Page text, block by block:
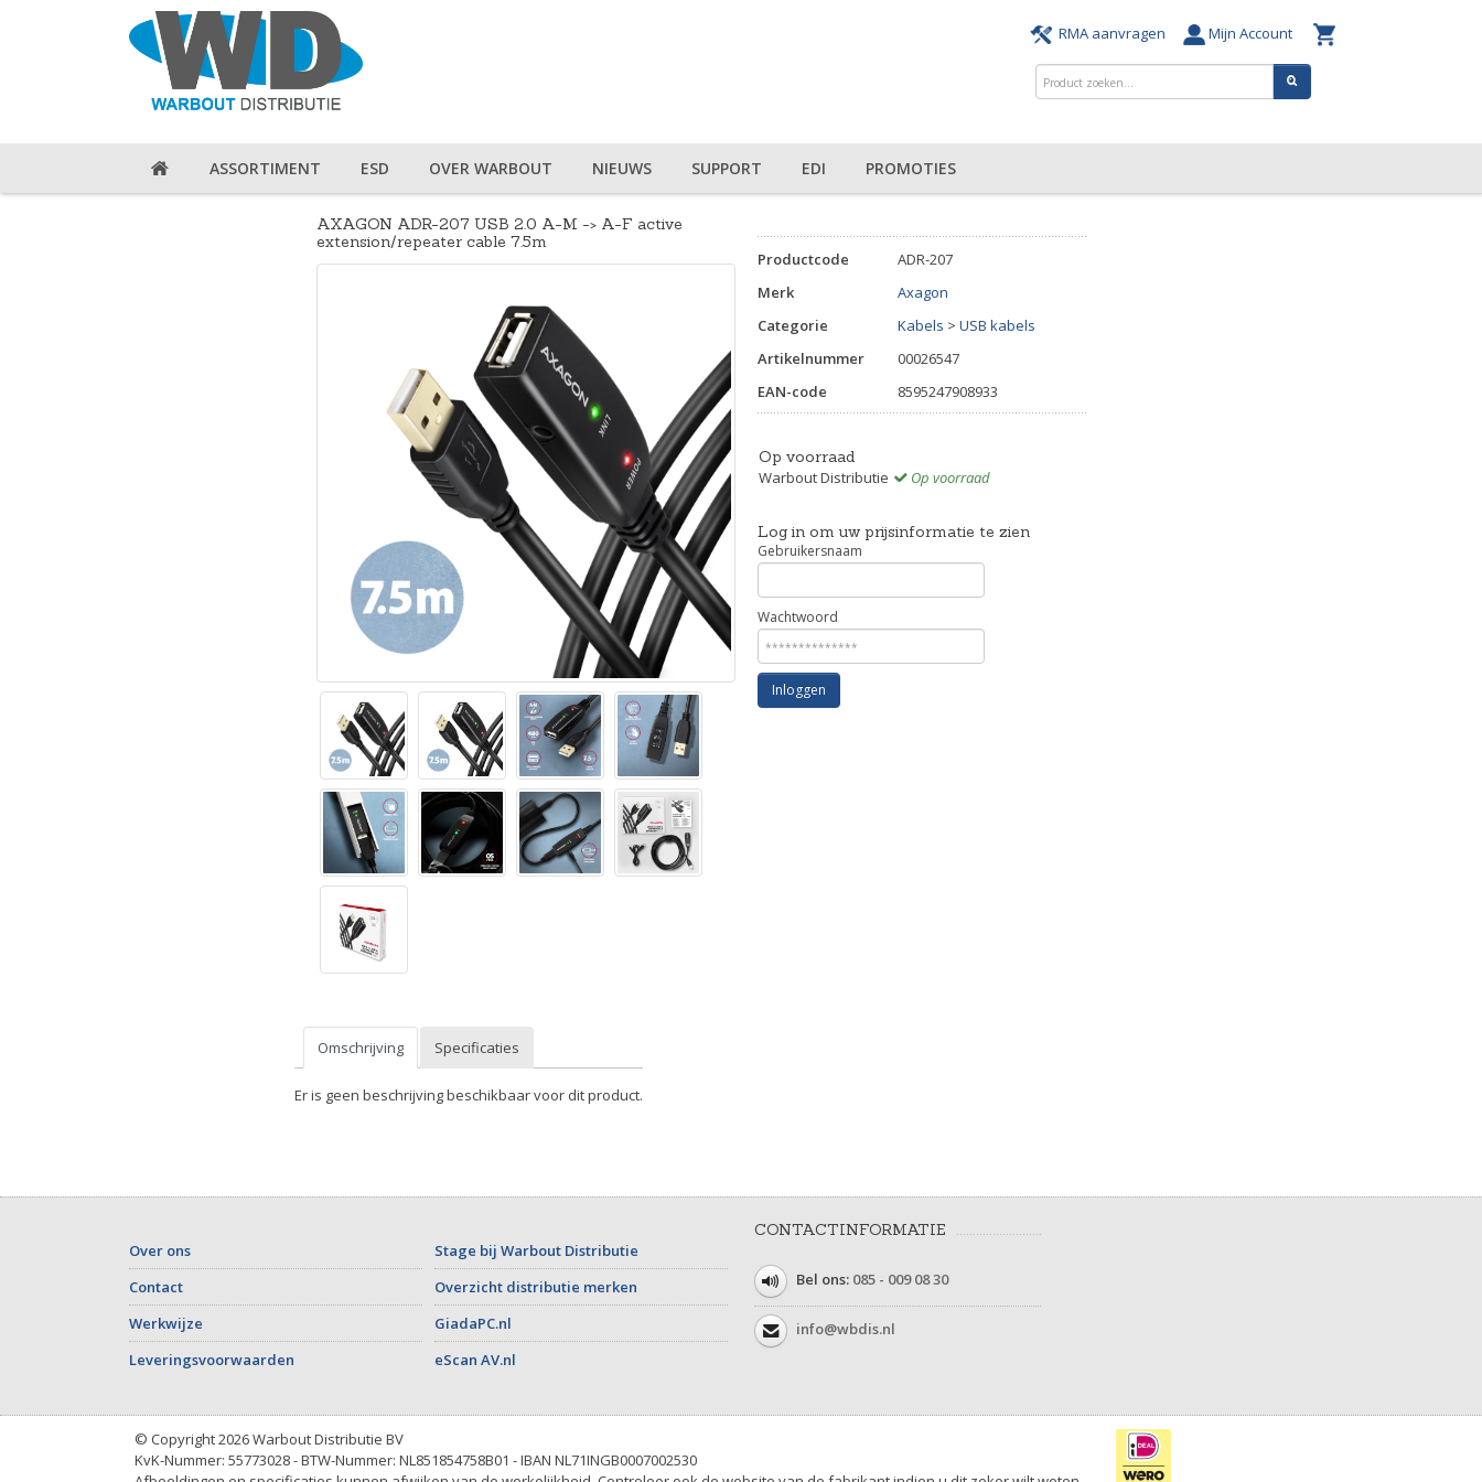
RMA aanvragen Mijn Account
ASSORTIMENT ESD OVER WARBOUT NIEUWS SUPPORT EDI PROMOTIES
AXAGON ADR-207 USB 2.0 A-M -> A-F active
extension/repeater cable 7.5m
Productcode
ADR-207
Merk
Axagon
Categorie
Kabels > USB kabels
Artikelnummer
00026547
EAN-code
8595247908933
Op voorraad
Warbout Distributie
Op voorraad
Log in om uw prijsinformatie te zien
Gebruikersnaam
Wachtwoord
Inloggen
Omschrijving Specificaties
Er is geen beschrijving beschikbaar voor dit product.
Over ons
Contact
Werkwijze
Leveringsvoorwaarden
Stage bij Warbout Distributie
Overzicht distributie merken
GiadaPC.nl
eScan AV.nl
CONTACTINFORMATIE
Bel ons: 085 - 009 08 30
info@wbdis.nl
© Copyright 2026 Warbout Distributie BV
KvK-Nummer: 55773028 - BTW-Nummer: NL851854758B01 - IBAN NL71INGB0007002530